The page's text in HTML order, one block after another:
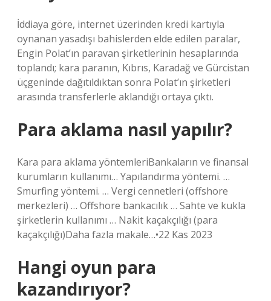
İddiaya göre, internet üzerinden kredi kartıyla
oynanan yasadışı bahislerden elde edilen paralar,
Engin Polat’ın paravan şirketlerinin hesaplarında
toplandı; kara paranın, Kıbrıs, Karadağ ve Gürcistan
üçgeninde dağıtıldıktan sonra Polat’ın şirketleri
arasında transferlerle aklandığı ortaya çıktı.
Para aklama nasıl yapılır?
Kara para aklama yöntemleriBankaların ve finansal
kurumların kullanımı… Yapılandırma yöntemi. …
Smurfing yöntemi. … Vergi cennetleri (offshore
merkezleri) … Offshore bankacılık … Sahte ve kukla
şirketlerin kullanımı … Nakit kaçakçılığı (para
kaçakçılığı)Daha fazla makale…•22 Kas 2023
Hangi oyun para
kazandırıyor?